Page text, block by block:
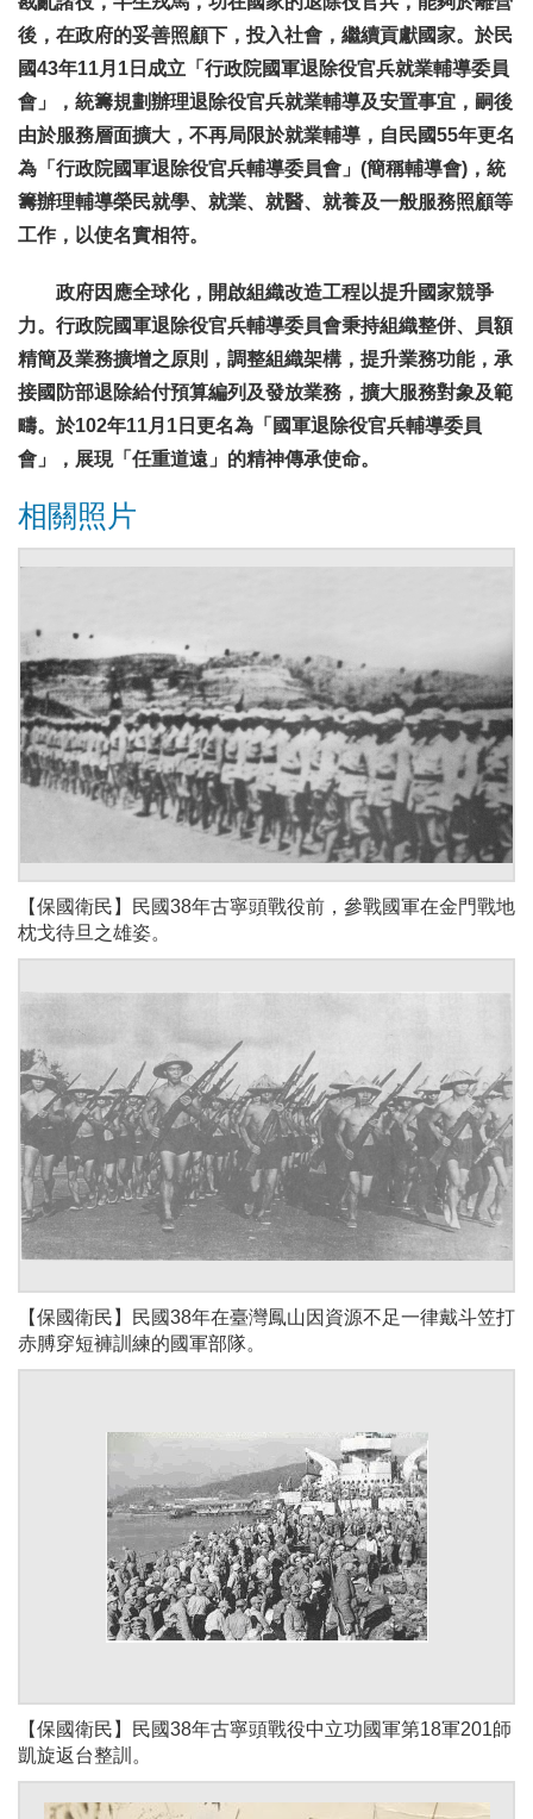
後，在政府的妥善照顧下，投入社會，繼續貢獻國家。於民
國43年11月1日成立「行政院國軍退除役官兵就業輔導委員
會」，統籌規劃辦理退除役官兵就業輔導及安置事宜，嗣後
由於服務層面擴大，不再局限於就業輔導，自民國55年更名
為「行政院國軍退除役官兵輔導委員會」(簡稱輔導會)，統
籌辦理輔導榮民就學、就業、就醫、就養及一般服務照顧等
工作，以使名實相符。
政府因應全球化，開啟組織改造工程以提升國家競爭
力。行政院國軍退除役官兵輔導委員會秉持組織整併、員額
精簡及業務擴增之原則，調整組織架構，提升業務功能，承
接國防部退除給付預算編列及發放業務 ，擴大服務對象及範
疇。於102年11月1日更名為「國軍退除役官兵輔導委員
會」，展現「任重道遠」的精神傳承使命。
相關照片
【保國衛民】民國38年古寧頭戰役前，參戰國軍在金門戰地
枕戈待旦之雄姿。
【保國衛民】民國38年在臺灣鳳山因資源不足一律戴斗笠打
赤膊穿短褲訓練的國軍部隊。
【保國衛民】民國38年古寧頭戰役中立功國軍第18軍201師
凱旋返台整訓。